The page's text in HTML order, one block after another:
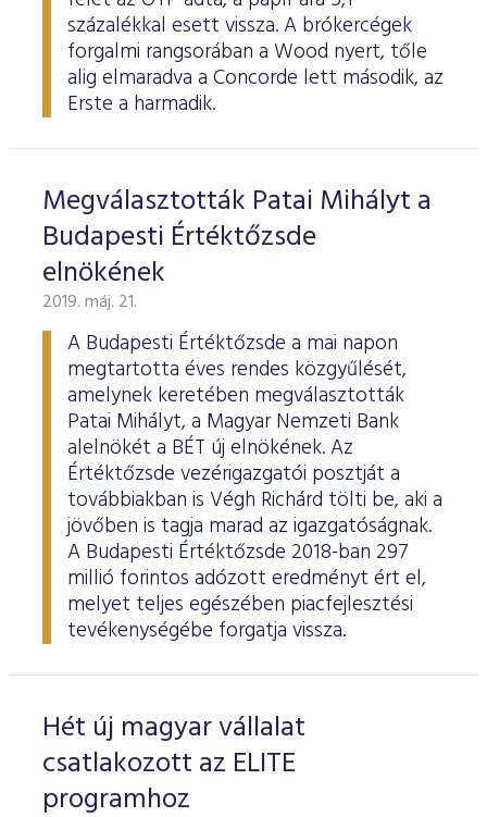
százalékkal esett vissza. A brókercégek
forgalmi rangsorában a Wood nyert, tőle
alig elmaradva a Concorde lett második, az
Erste a harmadik.
Megválasztották Patai Mihályt a
Budapesti Értéktőzsde
elnökének
2019. máj. 21.
A Budapesti Értéktőzsde a mai napon
megtartotta éves rendes közgyűlését,
amelynek keretében megválasztották
Patai Mihályt, a Magyar Nemzeti Bank
alelnökét a BÉT új elnökének. Az
Értéktőzsde vezérigazgatói posztját a
továbbiakban is Végh Richárd tölti be, aki a
jövőben is tagja marad az igazgatóságnak.
A Budapesti Értéktőzsde 2018-ban 297
millió forintos adózott eredményt ért el,
melyet teljes egészében piacfejlesztési
tevékenységébe forgatja vissza.
Hét új magyar vállalat
csatlakozott az ELITE
programhoz